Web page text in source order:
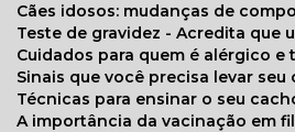
Cães idosos: mudanças de
Teste de gravidez - Acredita
Cuidados para quem é alérgico
Sinais que você precisa levar
Técnicas para ensinar o seu
A importância da vacinação em